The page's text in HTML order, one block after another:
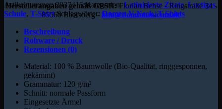
Artikelnummer:2937415 Kategorien:Latinisierte Zitate,Lustiges,
Schule, T-Shirt Schlagwörter:Damen V-Neck,T-Shirts
Herstellerangaben gemäß GPSR:Florian Behse - Ringstraße 34 -
85560 Ebersberg - info@donumunicum.de
Beschreibung
Rohware / Druck
Rezensionen (0)
Material: 100 % Baumwolle (Bio-Qualität, ringgesponnen,
gekämmt)
Grammatur: 120 g/m²
Schnitt: normale Passform
Eingesetzte Ärmel